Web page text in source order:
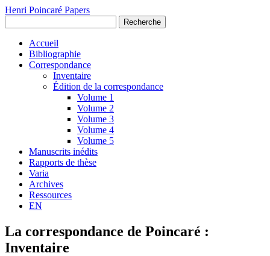
Henri Poincaré Papers
Recherche
Accueil
Bibliographie
Correspondance
Inventaire
Édition de la correspondance
Volume 1
Volume 2
Volume 3
Volume 4
Volume 5
Manuscrits inédits
Rapports de thèse
Varia
Archives
Ressources
EN
La correspondance de Poincaré :
Inventaire